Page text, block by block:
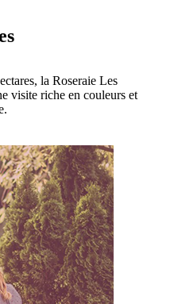
la Roseraie Les
visite riche en couleurs et